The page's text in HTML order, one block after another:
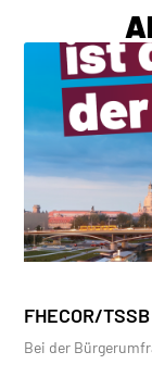
FHECOR/
Bei der